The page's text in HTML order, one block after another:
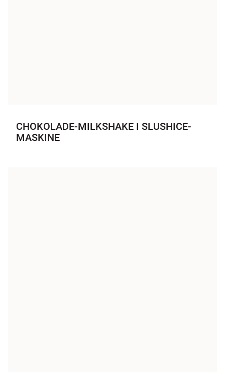
CHOKOLADE-MILKSHAKE I SLUSHICE-
MASKINE